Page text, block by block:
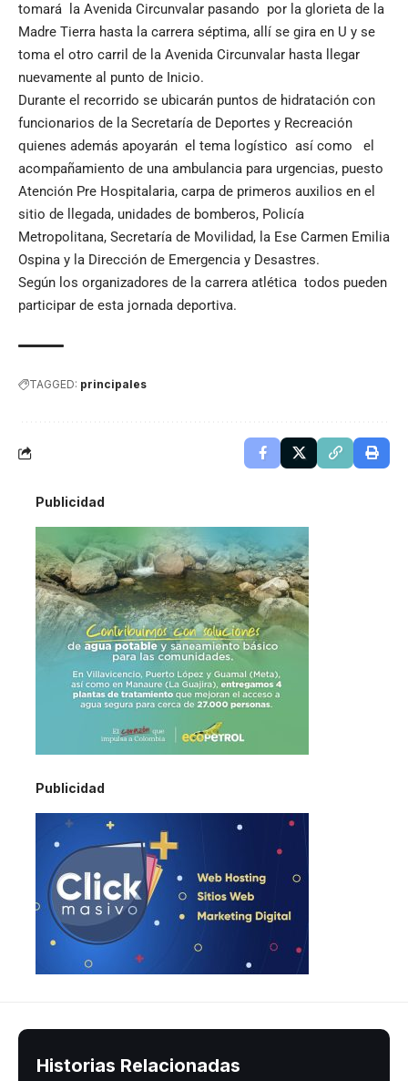
tomará la Avenida Circunvalar pasando por la glorieta de la
Madre Tierra hasta la carrera séptima, allí se gira en U y se
toma el otro carril de la Avenida Circunvalar hasta llegar
nuevamente al punto de Inicio.
Durante el recorrido se ubicarán puntos de hidratación con
funcionarios de la Secretaría de Deportes y Recreación
quienes además apoyarán el tema logístico así como el
acompañamiento de una ambulancia para urgencias, puesto
Atención Pre Hospitalaria, carpa de primeros auxilios en el
sitio de llegada, unidades de bomberos, Policía
Metropolitana, Secretaría de Movilidad, la Ese Carmen Emilia
Ospina y la Dirección de Emergencia y Desastres.
Según los organizadores de la carrera atlética todos pueden
participar de esta jornada deportiva.
TAGGED: principales
Publicidad
Publicidad
Historias Relacionadas